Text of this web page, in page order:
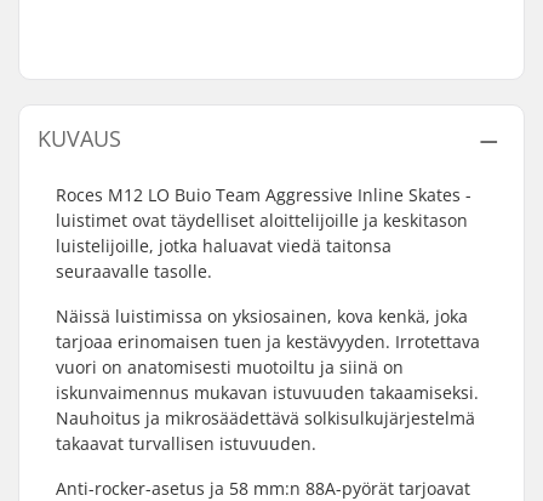
KUVAUS
Roces M12 LO Buio Team Aggressive Inline Skates -
luistimet ovat täydelliset aloittelijoille ja keskitason
luistelijoille, jotka haluavat viedä taitonsa
seuraavalle tasolle.
Näissä luistimissa on yksiosainen, kova kenkä, joka
tarjoaa erinomaisen tuen ja kestävyyden. Irrotettava
vuori on anatomisesti muotoiltu ja siinä on
iskunvaimennus mukavan istuvuuden takaamiseksi.
Nauhoitus ja mikrosäädettävä solkisulkujärjestelmä
takaavat turvallisen istuvuuden.
Anti-rocker-asetus ja 58 mm:n 88A-pyörät tarjoavat